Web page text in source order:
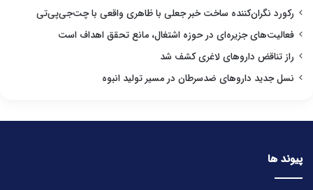
رکورد نگران‌کننده ساخت خبر جعلی با ظاهری واقعی با چت‌جی‌پی‌تی
فعالیت‌های جزیره‌ای در حوزه اشتغال، مانع تحقق اهداف است
راز تناقض داروهای لاغری کشف شد
نسل جدید داروهای ضدسرطان در مسیر تولید انبوه
پیوند ها